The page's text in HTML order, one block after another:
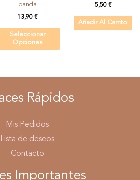
panda
13,90 €
Seleccionar
Opciones
5,50 €
Añadir Al Carrito
Rápidos
Mis Pedidos
Lista de deseos
Contacto
Importantes